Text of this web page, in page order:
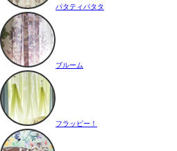
パタティパタタ
ブルーム
フラッピー！